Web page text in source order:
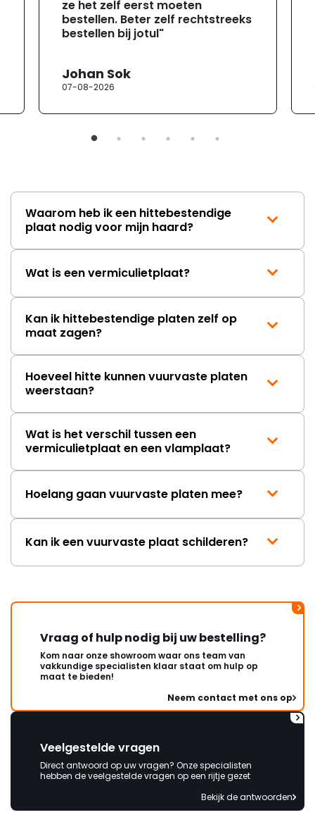
ze het zelf eerst moeten
bestellen. Beter zelf rechtstreeks
bestellen bij jotul"
Johan Sok
07-08-2026
Waarom heb ik een hittebestendige
plaat nodig voor mijn haard?
Wat is een vermiculietplaat?
Kan ik hittebestendige platen zelf op
maat zagen?
Hoeveel hitte kunnen vuurvaste platen
weerstaan?
Wat is het verschil tussen een
vermiculietplaat en een vlamplaat?
Hoelang gaan vuurvaste platen mee?
Kan ik een vuurvaste plaat schilderen?
Vraag of hulp nodig bij uw bestelling?
Kom naar onze showroom waar ons team van
vakkundige specialisten klaar staat om hulp op
maat te bieden!
Neem contact met ons op
Veelgestelde vragen
Direct antwoord op uw vragen? Onze specialisten
hebben de veelgestelde vragen op een rijtje gezet
Bekijk de antwoorden